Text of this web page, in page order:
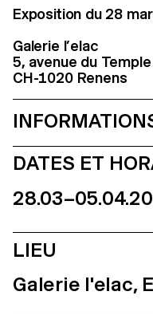
Exposition du 28
Galerie l’elac
5, avenue du Temple
CH-1020 Renens
DATES ET
LIEU
Galerie l'elac,